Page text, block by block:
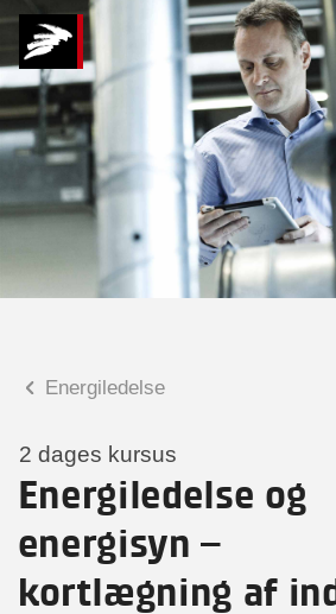
Energiledelse
2 dages kursus
Energiledelse og
energisyn –
kortlægning af
Praktiske
Spørgsmål til tilmelding,
afholdelsessted m.m.
Kristian Vielwerth
Hvad kan vi
dig med?